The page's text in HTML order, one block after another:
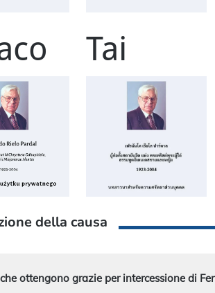
Tai
della causa
ottengono grazie per intercessione di